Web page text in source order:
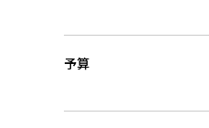
予算